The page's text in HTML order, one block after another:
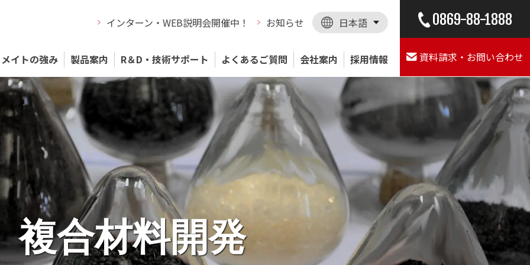
メイトの強み 製品案内 R＆D・技術サポート よくあるご質問 会社案内 採用情報
インターン・WEB説明会開催中！ お知らせ 日本語 0869-88-1888
資料請求・お問い合わせ
合材料で明日を創る
複合材料開発
成形サポート
夢をカタチに